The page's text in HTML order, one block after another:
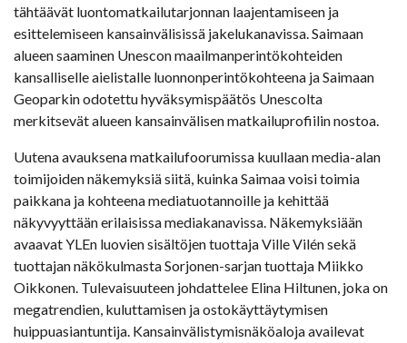
tähtäävät luontomatkailutarjonnan laajentamiseen ja
esittelemiseen kansainvälisissä jakelukanavissa. Saimaan
alueen saaminen Unescon maailmanperintökohteiden
kansalliselle aielistalle luonnonperintökohteena ja Saimaan
Geoparkin odotettu hyväksymispäätös Unescolta
merkitsevät alueen kansainvälisen matkailuprofiilin nostoa.
Uutena avauksena matkailufoorumissa kuullaan media-alan
toimijoiden näkemyksiä siitä, kuinka Saimaa voisi toimia
paikkana ja kohteena mediatuotannoille ja kehittää
näkyvyyttään erilaisissa mediakanavissa. Näkemyksiään
avaavat YLEn luovien sisältöjen tuottaja Ville Vilén sekä
tuottajan näkökulmasta Sorjonen-sarjan tuottaja Miikko
Oikkonen. Tulevaisuuteen johdattelee Elina Hiltunen, joka on
megatrendien, kuluttamisen ja ostokäyttäytymisen
huippuasiantuntija. Kansainvälistymisnäköaloja availevat